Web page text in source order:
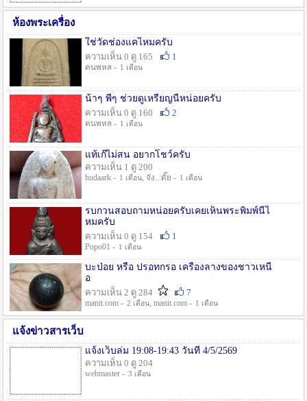
ห้องพระเครื่อง
ใช่วัดช่องแคไหมครับ
ความเห็น 0 ดู 165
1
คนพหล - 1 เดือน
น้าๆ พี่ๆ ช่วยดูเหรียญนี้หน่อยครับ
ความเห็น 0 ดู 160
2
คนพหล - 1 เดือน
แท้เก๊ไม่สน อยากโชว์ครับ
ความเห็น 1 ดู 200
hudaark - 1 เดือน, จัง...ดั๊ย - 1 เดือน
รบกวนสอบถามหน่อยครับเคยเห็นพระพิมพ์นี้ไ
หมครับ
ความเห็น 0 ดู 154
1
Popo01 - 1 เดือน
บะป่อย หรือ ปรอทกรอ เครื่องลางของชาวเหนื
อ
ความเห็น 2 ดู 284
7
manit.com - 2 เดือน, manit.com - 1 เดือน
แจ้งข่าวสารเว็บ
แจ้งเว็บล่ม 19:08-19:43 วันที่ 4/5/2569
ความเห็น 0 ดู 204
webmaster - 3 เดือน